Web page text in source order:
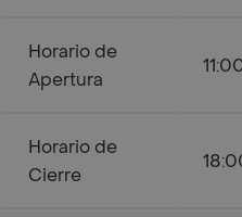
Horario de
Apertura
Horario de
Cierre